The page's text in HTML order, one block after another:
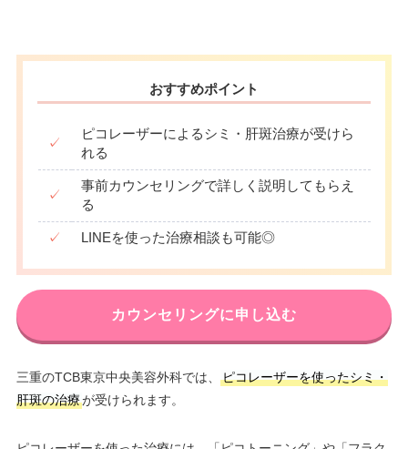
おすすめポイント
✓
ピコレーザーによるシミ・肝斑治療が受けら
れる
✓
事前カウンセリングで詳しく説明してもらえ
る
✓ LINEを使った治療相談も可能◎
カウンセリングに申し込む
三重のTCB東京中央美容外科では、
ピコレーザーを使ったシミ・
肝斑の治療が受けられます。